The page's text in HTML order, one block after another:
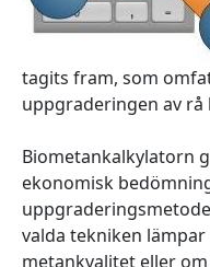
tagits fram, som
uppgraderingen av rå
Biometankalkylatorn
ekonomisk
valda tekniken
metankvalitet eller